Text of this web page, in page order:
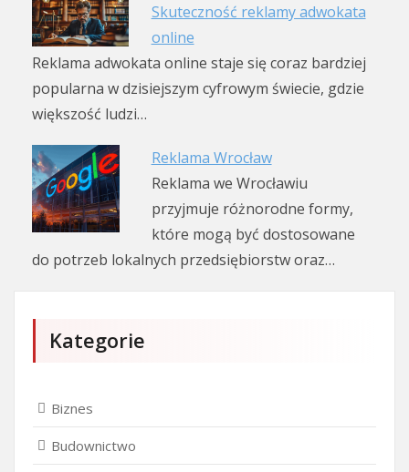
Skuteczność reklamy adwokata
online
Reklama adwokata online staje się coraz bardziej
popularna w dzisiejszym cyfrowym świecie, gdzie
większość ludzi…
Reklama Wrocław
Reklama we Wrocławiu
przyjmuje różnorodne formy,
które mogą być dostosowane
do potrzeb lokalnych przedsiębiorstw oraz…
Kategorie
Biznes
Budownictwo